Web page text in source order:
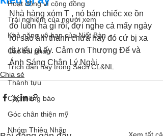
Hoạt động vì cộng đồng
Trải nghiệm của người xem
Khả năng vô hạn của Niết Bàn
Các bài pháp
Trích dẫn hay trong Sách CL&NL
Thành tựu
Các thông báo
Góc chân thiện mỹ
Nhóm Thiên Nhãn
Nhà hàng xóm T , nó bán chiếc xe ồn
đó luôn hả gì rồi, đợi nghe cả mấy ngày
rồi sao âm thanh chưa hay đó cứ bị xa
tít kiểu gì ấy. Cảm ơn Thượng Đế và
Ánh Sáng Chân Lý Ngài.
Chia sẻ